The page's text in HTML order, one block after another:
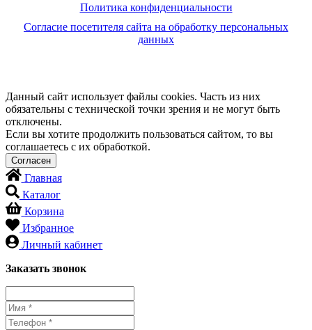
Политика конфиденциальности
Согласие посетителя сайта на обработку персональных
данных
Данный сайт использует файлы cookies. Часть из них
обязательны с технической точки зрения и не могут быть
отключены.
Если вы хотите продолжить пользоваться сайтом, то вы
соглашаетесь с их обработкой.
Главная
Каталог
Корзина
Избранное
Личный кабинет
Заказать звонок